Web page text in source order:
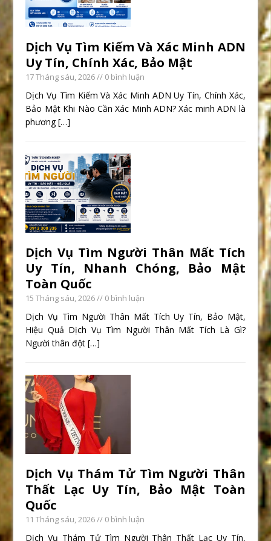
Dịch Vụ Tìm Kiếm Và Xác Minh ADN
Uy Tín, Chính Xác, Bảo Mật
17 Tháng sáu, 2026// 0 bình luận
Dịch Vụ Tìm Kiếm Và Xác Minh ADN Uy Tín, Chính Xác,
Bảo Mật Khi Nào Cần Xác Minh ADN? Xác minh ADN là
phương[…]
Dịch Vụ Tìm Người Thân Mất Tích
Uy Tín, Nhanh Chóng, Bảo Mật
Toàn Quốc
15 Tháng sáu, 2026// 0 bình luận
Dịch Vụ Tìm Người Thân Mất Tích Uy Tín, Bảo Mật,
Hiệu Quả Dịch Vụ Tìm Người Thân Mất Tích Là Gì?
Người thân đột[…]
Dịch Vụ Thám Tử Tìm Người Thân
Thất Lạc Uy Tín, Bảo Mật Toàn
Quốc
11 Tháng sáu, 2026// 0 bình luận
Dịch Vụ Thám Tử Tìm Người Thân Thất Lạc Uy Tín,